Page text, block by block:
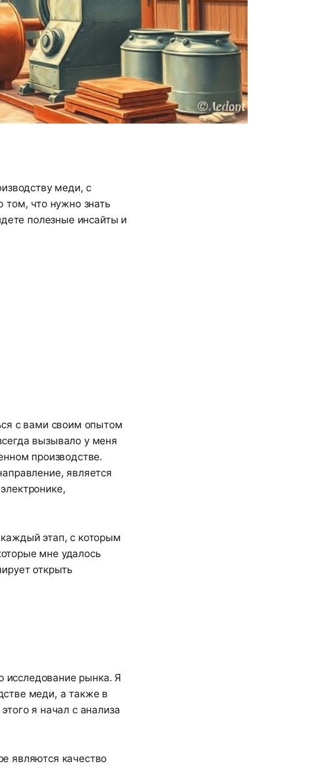
меди, с
том, что нужно знать
полезные инсайты и
с вами своим опытом
вызывало у меня
производстве.
является
этап, с которым
мне удалось
открыть
рынка. Я
меди, а также в
я начал с анализа
являются качество